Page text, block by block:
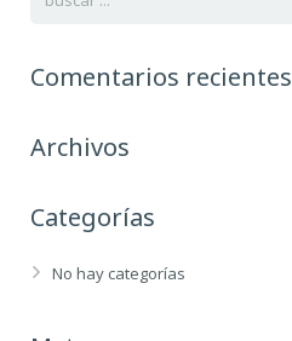
Comentarios recientes
Archivos
Categorías
No hay categorías